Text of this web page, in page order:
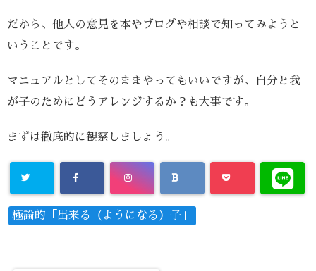
だから、他人の意見を本やブログや相談で知ってみようと
いうことです。
マニュアルとしてそのままやってもいいですが、自分と我
が子のためにどうアレンジするか？も大事です。
まずは徹底的に観察しましょう。
極論的「出来る（ようになる）子」